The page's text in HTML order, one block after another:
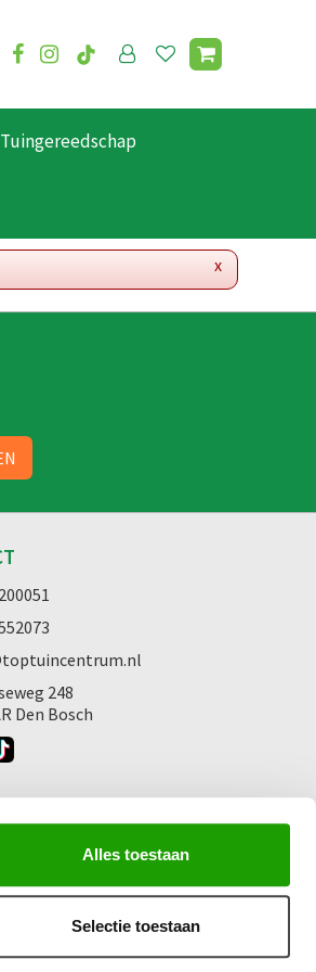
Alles toestaan
Selectie toestaan
Tuingereedschap
x
248
Den Bosch